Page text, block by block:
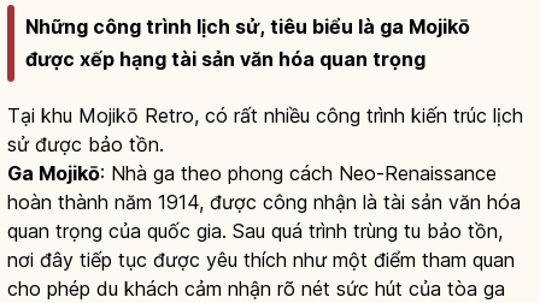
Những công trình lịch sử, tiêu biểu là ga Mojikō
được xếp hạng tài sản văn hóa quan trọng
Tại khu Mojikō Retro, có rất nhiều công trình kiến trúc lịch
sử được bảo tồn.
Ga Mojikō: Nhà ga theo phong cách Neo-Renaissance
hoàn thành năm 1914, được công nhận là tài sản văn hóa
quan trọng của quốc gia. Sau quá trình trùng tu bảo tồn,
nơi đây tiếp tục được yêu thích như một điểm tham quan
cho phép du khách cảm nhận rõ nét sức hút của tòa ga